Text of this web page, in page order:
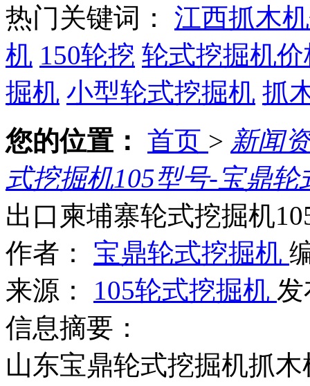
热门关键词： 江西抓木
机 150轮挖 轮式挖掘机
掘机 小型轮式挖掘机 抓
您的位置： 首页 > 新闻
式挖掘机105型号-宝鼎
出口柬埔寨轮式挖掘机
作者： 宝鼎轮式挖掘机
来源： 105轮式挖掘机 发
信息摘要：
山东宝鼎轮式挖掘机抓